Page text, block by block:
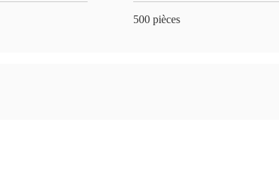
500 pièces